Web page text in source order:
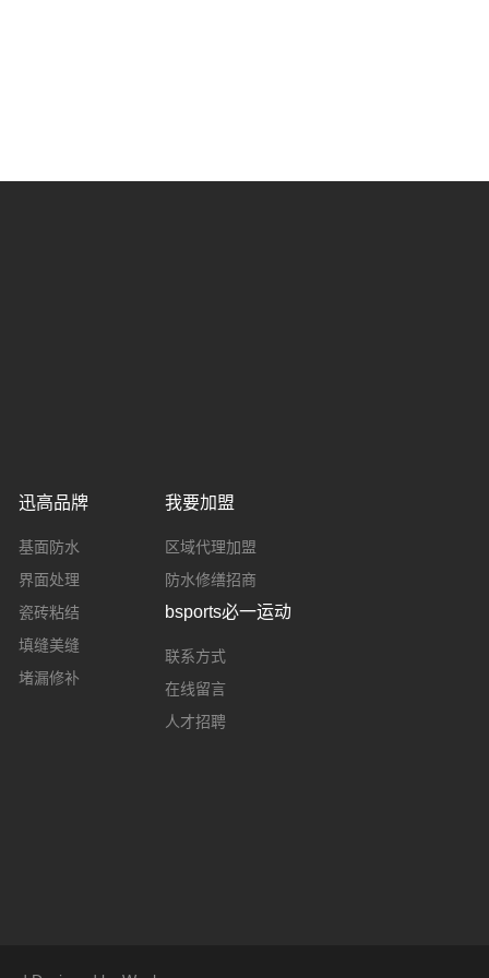
迅高品牌
基面防水
界面处理
瓷砖粘结
填缝美缝
堵漏修补
我要加盟
区域代理加盟
防水修缮招商
bsports必一运动
联系方式
在线留言
人才招聘